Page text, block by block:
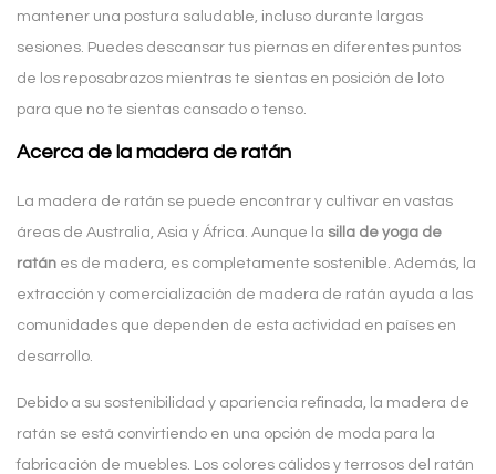
mantener una postura saludable, incluso durante largas
sesiones. Puedes descansar tus piernas en diferentes puntos
de los reposabrazos mientras te sientas en posición de loto
para que no te sientas cansado o tenso.
Acerca de la madera de ratán
La madera de ratán se puede encontrar y cultivar en vastas
áreas de Australia, Asia y África. Aunque la silla de yoga de
ratán es de madera, es completamente sostenible. Además, la
extracción y comercialización de madera de ratán ayuda a las
comunidades que dependen de esta actividad en países en
desarrollo.
Debido a su sostenibilidad y apariencia refinada, la madera de
ratán se está convirtiendo en una opción de moda para la
fabricación de muebles. Los colores cálidos y terrosos del ratán